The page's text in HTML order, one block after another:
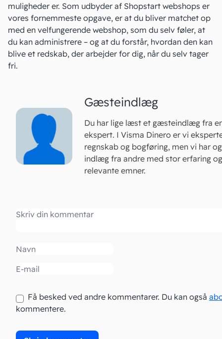
muligheder er. Som udbyder af Shopstart webshops er
vores fornemmeste opgave, er at du bliver matchet op
med en velfungerende webshop, som du selv føler, at
du kan administrere – og at du forstår, hvordan den kan
blive et redskab, der arbejder for dig, når du selv tager
fri.
Gæsteindlæg
Du har lige læst et gæsteindlæg fra
ekspert. I Visma Dinero er vi
regnskab og bogføring, men vi har
indlæg fra andre med stor erfaring
relevante emner.
Kommentar
Navn
Email
Få besked ved andre kommentarer. Du kan også
kommentere.